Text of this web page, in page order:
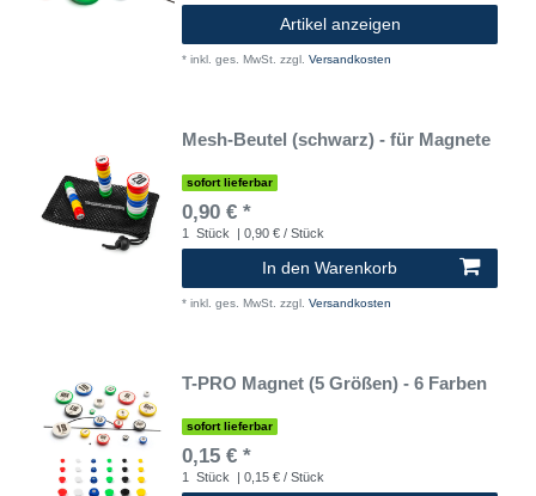
Artikel anzeigen
* inkl. ges. MwSt. zzgl. Versandkosten
Mesh-Beutel (schwarz) - für Magnete
sofort lieferbar
0,90 € *
1 Stück | 0,90 € / Stück
In den Warenkorb
* inkl. ges. MwSt. zzgl. Versandkosten
T-PRO Magnet (5 Größen) - 6 Farben
sofort lieferbar
0,15 € *
1 Stück | 0,15 € / Stück